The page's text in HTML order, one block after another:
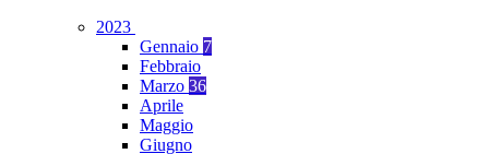
2023
Gennaio 7
Febbraio
Marzo 36
Aprile
Maggio
Giugno